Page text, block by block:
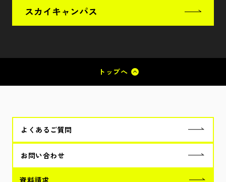
スカイキャンパス
トップへ
よくあるご質問
お問い合わせ
資料請求